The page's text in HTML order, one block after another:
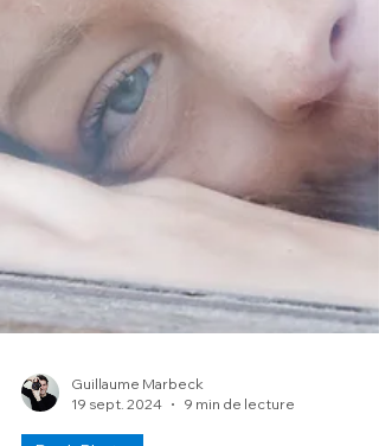
Guillaume Marbeck
19 sept. 2024